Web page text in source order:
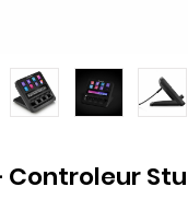
Controleur